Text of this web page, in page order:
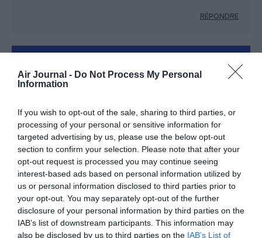
Air Journal - Do Not Process My Personal
Information
If you wish to opt-out of the sale, sharing to third parties, or
processing of your personal or sensitive information for
targeted advertising by us, please use the below opt-out
section to confirm your selection. Please note that after your
opt-out request is processed you may continue seeing
interest-based ads based on personal information utilized by
us or personal information disclosed to third parties prior to
your opt-out. You may separately opt-out of the further
disclosure of your personal information by third parties on the
IAB’s list of downstream participants. This information may
also be disclosed by us to third parties on the IAB’s List of
RÉPONDRE
FAIRE UN DON
Appel aux lecteurs !
Soutenez Air Journal participezà son
développement !
NOUS SOUTENIR